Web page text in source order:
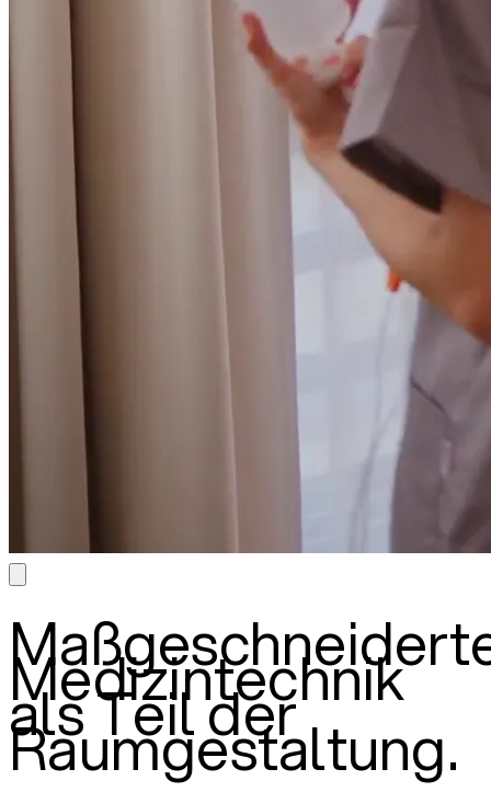
Medizintechnik
als Teil der
Raumgestaltung.